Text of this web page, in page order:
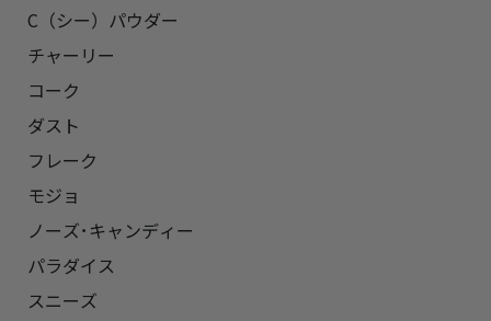
C（シー）パウダー
チャーリー
コーク
ダスト
フレーク
モジョ
ノーズ･キャンディー
パラダイス
スニーズ